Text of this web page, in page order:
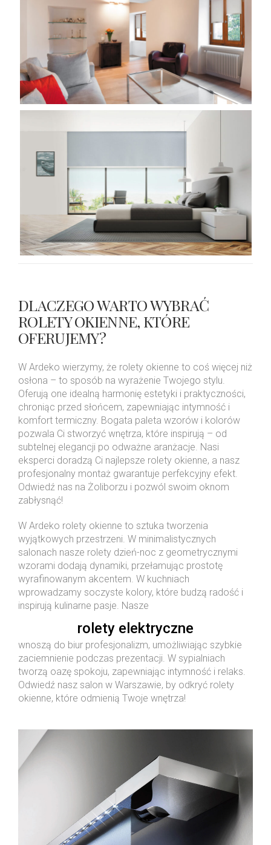
DLACZEGO WARTO WYBRAĆ
ROLETY OKIENNE, KTÓRE
OFERUJEMY?
W Ardeko wierzymy, że rolety okienne to coś więcej niż
osłona – to sposób na wyrażenie Twojego stylu.
Oferują one idealną harmonię estetyki i praktyczności,
chroniąc przed słońcem, zapewniając intymność i
komfort termiczny. Bogata paleta wzorów i kolorów
pozwala Ci stworzyć wnętrza, które inspirują – od
subtelnej elegancji po odważne aranżacje. Nasi
eksperci doradzą Ci najlepsze rolety okienne, a nasz
profesjonalny montaż gwarantuje perfekcyjny efekt.
Odwiedź nas na Żoliborzu i pozwól swoim oknom
zabłysnąć!
W Ardeko rolety okienne to sztuka tworzenia
wyjątkowych przestrzeni. W minimalistycznych
salonach nasze rolety dzień-noc z geometrycznymi
wzorami dodają dynamiki, przełamując prostotę
wyrafinowanym akcentem. W kuchniach
wprowadzamy soczyste kolory, które budzą radość i
inspirują kulinarne pasje. Nasze
rolety elektryczne
wnoszą do biur profesjonalizm, umożliwiając szybkie
zaciemnienie podczas prezentacji. W sypialniach
tworzą oazę spokoju, zapewniając intymność i relaks.
Odwiedź nasz salon w Warszawie, by odkryć rolety
okienne, które odmienią Twoje wnętrza!